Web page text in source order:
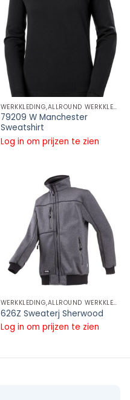
WERKKLEDING,ALLROUND WERKKLEDING,SWEATERS EN HOODIES
79209 W Manchester
Sweatshirt
Log in om prijzen te zien
WERKKLEDING,ALLROUND WERKKLEDING,SWEATERS EN HOODIES
626Z Sweaterj Sherwood
Log in om prijzen te zien